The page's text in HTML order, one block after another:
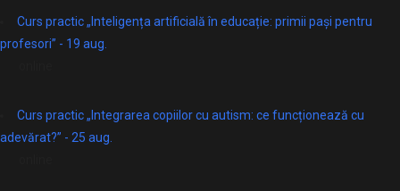
Curs practic „Inteligența artificială în educație: primii pași pentru
profesori” - 19 aug.
Curs practic „Integrarea copiilor cu autism: ce funcționează cu
adevărat?” - 25 aug.